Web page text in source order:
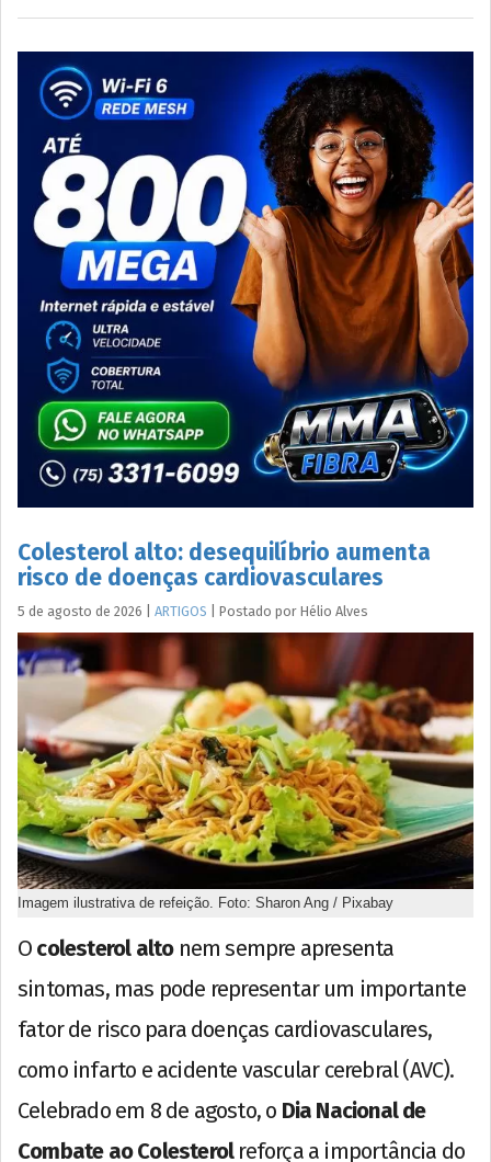
Colesterol alto: desequilíbrio aumenta
risco de doenças cardiovasculares
5 de agosto de 2026 ARTIGOS Postado por Hélio Alves
Imagem ilustrativa de refeição. Foto: Sharon Ang / Pixabay
O colesterol altonem sempre apresenta
sintomas, mas pode representar um importante
fator de risco para doenças cardiovasculares,
como infarto e acidente vascular cerebral (AVC).
Celebrado em 8 de agosto, o Dia Nacional de
Combate ao Colesterolreforça a importância do